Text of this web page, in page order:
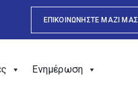
ΕΠΙΚΟΙΝΩΝΗΣΤΕ ΜΑΖΙ ΜΑΣ
Ενημέρωση